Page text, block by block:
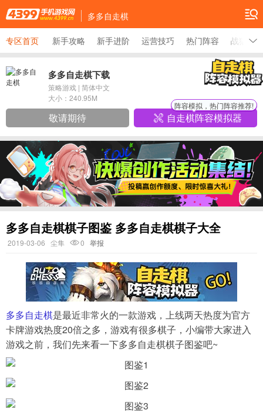
4399手机游戏网
多多自走棋
专区首页 新手攻略 新手进阶 运营技巧 热门阵容 战猎
展开
多多自走棋下载
策略游戏 | 简体中文
大小： 240.95M
敬请期待 自走棋阵容模拟器
阵容模拟，热门阵容推荐!
多多自走棋棋子图鉴 多多自走棋棋子大全
2019-03-06 尘隼 0 举报
多多自走棋是最近非常火的一款游戏，上线两天热度为官方
卡牌游戏热度20倍之多，游戏有很多棋子，小编带大家进入
游戏之前，我们先来看一下多多自走棋棋子图鉴吧~